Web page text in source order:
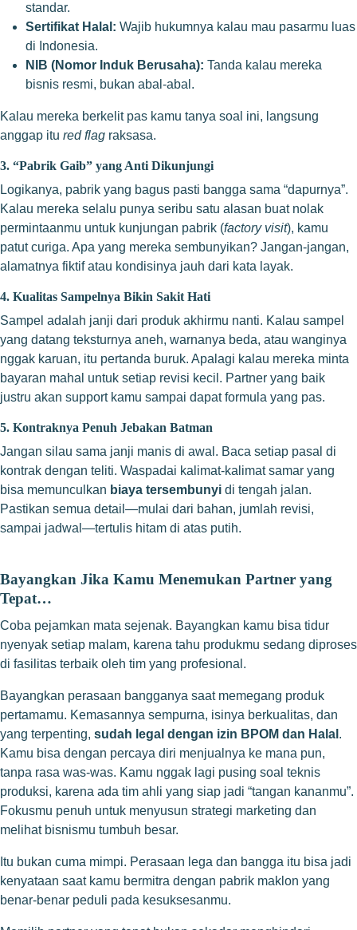
standar.
Sertifikat Halal: Wajib hukumnya kalau mau pasarmu luas
di Indonesia.
NIB (Nomor Induk Berusaha): Tanda kalau mereka
bisnis resmi, bukan abal-abal.
Kalau mereka berkelit pas kamu tanya soal ini, langsung
anggap itu red flag raksasa.
3. “Pabrik Gaib” yang Anti Dikunjungi
Logikanya, pabrik yang bagus pasti bangga sama “dapurnya”.
Kalau mereka selalu punya seribu satu alasan buat nolak
permintaanmu untuk kunjungan pabrik (factory visit), kamu
patut curiga. Apa yang mereka sembunyikan? Jangan-jangan,
alamatnya fiktif atau kondisinya jauh dari kata layak.
4. Kualitas Sampelnya Bikin Sakit Hati
Sampel adalah janji dari produk akhirmu nanti. Kalau sampel
yang datang teksturnya aneh, warnanya beda, atau wanginya
nggak karuan, itu pertanda buruk. Apalagi kalau mereka minta
bayaran mahal untuk setiap revisi kecil. Partner yang baik
justru akan support kamu sampai dapat formula yang pas.
5. Kontraknya Penuh Jebakan Batman
Jangan silau sama janji manis di awal. Baca setiap pasal di
kontrak dengan teliti. Waspadai kalimat-kalimat samar yang
bisa memunculkan biaya tersembunyi di tengah jalan.
Pastikan semua detail—mulai dari bahan, jumlah revisi,
sampai jadwal—tertulis hitam di atas putih.
Bayangkan Jika Kamu Menemukan Partner yang
Tepat…
Coba pejamkan mata sejenak. Bayangkan kamu bisa tidur
nyenyak setiap malam, karena tahu produkmu sedang diproses
di fasilitas terbaik oleh tim yang profesional.
Bayangkan perasaan bangganya saat memegang produk
pertamamu. Kemasannya sempurna, isinya berkualitas, dan
yang terpenting, sudah legal dengan izin BPOM dan Halal .
Kamu bisa dengan percaya diri menjualnya ke mana pun,
tanpa rasa was-was. Kamu nggak lagi pusing soal teknis
produksi, karena ada tim ahli yang siap jadi “tangan kananmu”.
Fokusmu penuh untuk menyusun strategi marketing dan
melihat bisnismu tumbuh besar.
Itu bukan cuma mimpi. Perasaan lega dan bangga itu bisa jadi
kenyataan saat kamu bermitra dengan pabrik maklon yang
benar-benar peduli pada kesuksesanmu.